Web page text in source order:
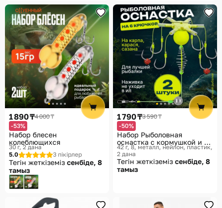
1 890 ₸4 000 ₸
-53%
Набор блесен
колеблющихся
30 г, 2 дана
5.0
3 пікірлер
Тегін жеткіземіз сенбіде, 8
тамыз
1 790 ₸3 590 ₸
-50%
Набор Рыболовная
оснастка с кормушкой и 6
крючками — 2 штуки
42 г, 8, металл, нейлон, пластик,
2 дана
Тегін жеткіземіз сенбіде, 8
тамыз